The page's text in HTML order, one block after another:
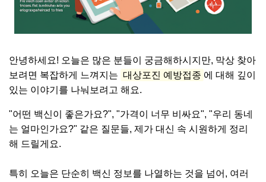
안녕하세요! 오늘은 많은 분들이 궁금해하시지만, 막상 찾아
보려면 복잡하게 느껴지는 대상포진 예방접종 에 대해 깊이
있는 이야기를 나눠보려고 해요.
"어떤 백신이 좋은가요?", "가격이 너무 비싸요", "우리 동네
는 얼마인가요?" 같은 질문들, 제가 대신 속 시원하게 정리
해 드릴게요.
특히 오늘은 단순히 백신 정보를 나열하는 것을 넘어, 여러